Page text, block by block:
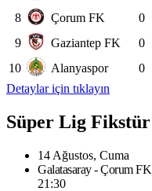
8
Çorum FK 0
9
Gaziantep FK 0
10
Alanyaspor 0
Detaylar için tıklayın
Süper Lig Fikstür
14 Ağustos, Cuma
Galatasaray - Çorum FK
21:30